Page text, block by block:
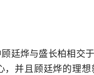
廷烨与盛长柏相交
，并且顾廷烨的理